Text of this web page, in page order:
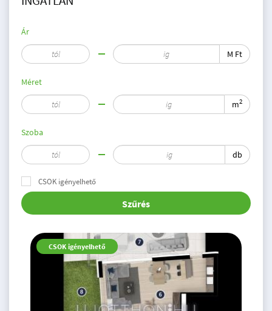
Ár
M Ft
Méret
m2
Szoba
db
CSOK igényelhető
Szűrés
CSOK igényelhető